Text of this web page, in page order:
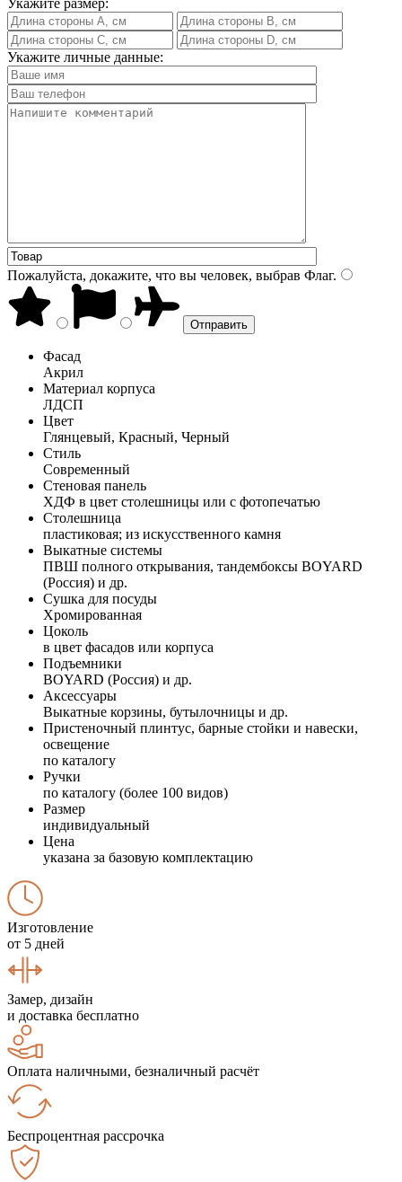
Укажите личные данные:
Пожалуйста, докажите, что вы человек, выбрав Флаг.
Фасад
Акрил
Материал корпуса
ЛДСП
Цвет
Глянцевый, Красный, Черный
Стиль
Современный
Стеновая панель
ХДФ в цвет столешницы или с фотопечатью
Столешница
пластиковая; из искусственного камня
Выкатные системы
ПВШ полного открывания, тандембоксы BOYARD
(Россия) и др.
Сушка для посуды
Хромированная
Цоколь
в цвет фасадов или корпуса
Подъемники
BOYARD (Россия) и др.
Аксессуары
Выкатные корзины, бутылочницы и др.
Пристеночный плинтус, барные стойки и навески,
освещение
по каталогу
Ручки
по каталогу (более 100 видов)
Размер
индивидуальный
Цена
указана за базовую комплектацию
Изготовление
от 5 дней
Замер, дизайн
и доставка бесплатно
Оплата наличными, безналичный расчёт
Беспроцентная рассрочка